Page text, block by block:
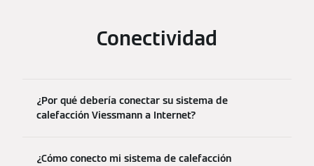
Conectividad
¿Por qué debería conectar su sistema de
calefacción Viessmann a Internet?
¿Cómo conecto mi sistema de calefacción